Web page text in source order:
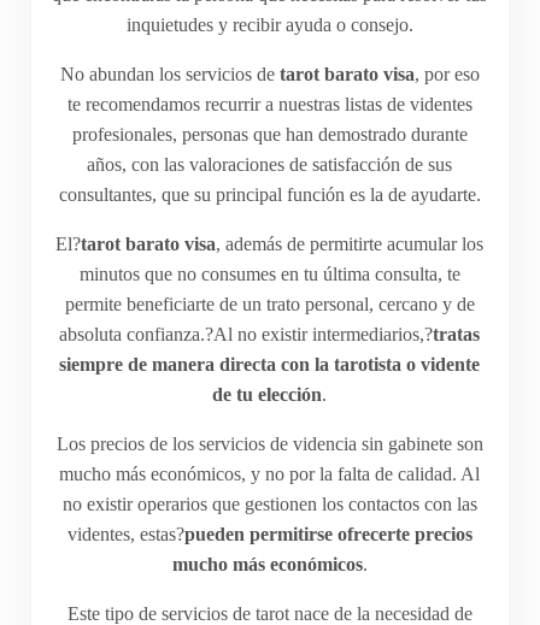
inquietudes y recibir ayuda o consejo.
No abundan los servicios de tarot barato visa, por eso
te recomendamos recurrir a nuestras listas de videntes
profesionales, personas que han demostrado durante
años, con las valoraciones de satisfacción de sus
consultantes, que su principal función es la de ayudarte.
El?tarot barato visa, además de permitirte acumular los
minutos que no consumes en tu última consulta, te
permite beneficiarte de un trato personal, cercano y de
absoluta confianza.?Al no existir intermediarios,?tratas
siempre de manera directa con latarotista o vidente
de tu elección.
Los precios de los servicios de videncia sin gabinete son
mucho más económicos, y no por la falta de calidad. Al
no existir operarios que gestionen los contactos con las
videntes, estas?pueden permitirse ofrecerte precios
mucho más económicos.
Este tipo de servicios de tarot nace de la necesidad de